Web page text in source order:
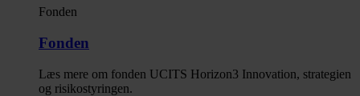
Fonden
Fonden
Læs mere om fonden UCITS Horizon3 Innovation, strategien
og risikostyringen.